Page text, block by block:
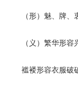
（形）魅、牌
（义）繁华形容
褴褛形容衣服破